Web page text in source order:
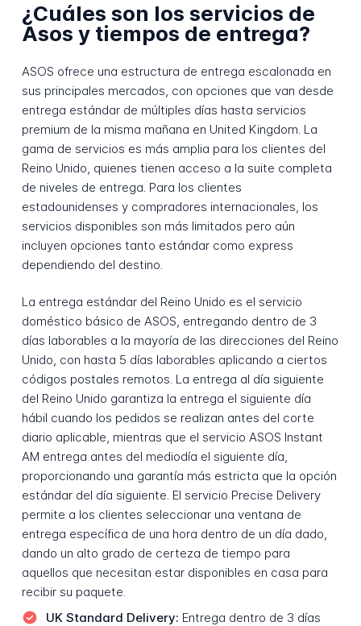
¿Cuáles son los servicios de
Asos y tiempos de entrega?
ASOS ofrece una estructura de entrega escalonada en
sus principales mercados, con opciones que van desde
entrega estándar de múltiples días hasta servicios
premium de la misma mañana en United Kingdom. La
gama de servicios es más amplia para los clientes del
Reino Unido, quienes tienen acceso a la suite completa
de niveles de entrega. Para los clientes
estadounidenses y compradores internacionales, los
servicios disponibles son más limitados pero aún
incluyen opciones tanto estándar como express
dependiendo del destino.
La entrega estándar del Reino Unido es el servicio
doméstico básico de ASOS, entregando dentro de 3
días laborables a la mayoría de las direcciones del Reino
Unido, con hasta 5 días laborables aplicando a ciertos
códigos postales remotos. La entrega al día siguiente
del Reino Unido garantiza la entrega el siguiente día
hábil cuando los pedidos se realizan antes del corte
diario aplicable, mientras que el servicio ASOS Instant
AM entrega antes del mediodía el siguiente día,
proporcionando una garantía más estricta que la opción
estándar del día siguiente. El servicio Precise Delivery
permite a los clientes seleccionar una ventana de
entrega específica de una hora dentro de un día dado,
dando un alto grado de certeza de tiempo para
aquellos que necesitan estar disponibles en casa para
recibir su paquete.
UK Standard Delivery: Entrega dentro de 3 días